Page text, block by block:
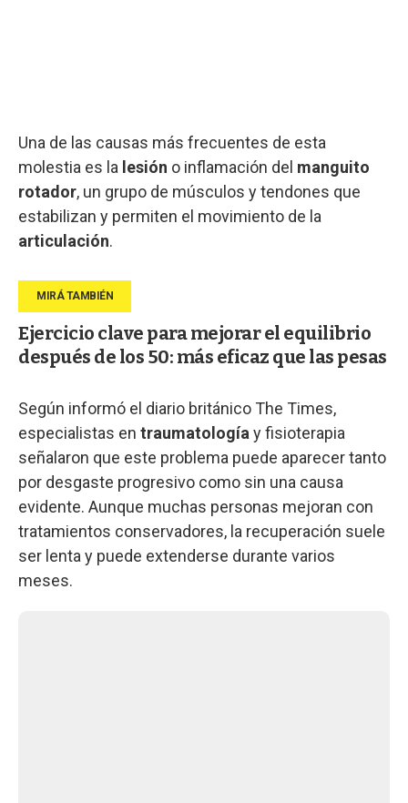
Una de las causas más frecuentes de esta
molestia es la lesión o inflamación del manguito
rotador, un grupo de músculos y tendones que
estabilizan y permiten el movimiento de la
articulación.
Ejercicio clave para mejorar el equilibrio
después de los 50: más eficaz que las pesas
Según informó el diario británico The Times,
especialistas en traumatología y fisioterapia
señalaron que este problema puede aparecer tanto
por desgaste progresivo como sin una causa
evidente. Aunque muchas personas mejoran con
tratamientos conservadores, la recuperación suele
ser lenta y puede extenderse durante varios
meses.